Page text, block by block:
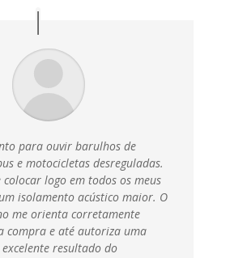
para ouvir barulhos de
e motocicletas desreguladas.
colocar logo em todos os meus
isolamento acústico maior. O
me orienta corretamente
compra e até autoriza uma
resultado do